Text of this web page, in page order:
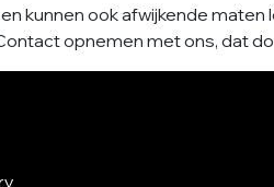
kunnen ook afwijkende
opnemen met ons, dat